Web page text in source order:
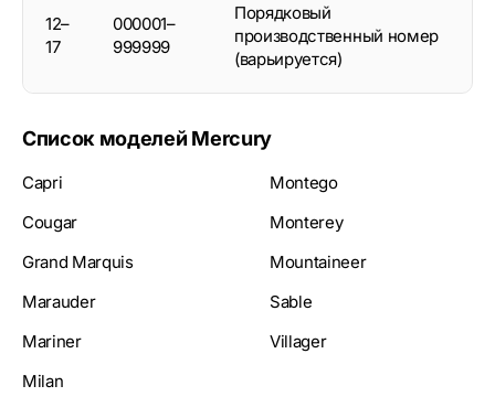
12–
17
000001–
999999
Порядковый
производственный номер
(варьируется)
Список моделей Mercury
Capri
Cougar
Grand Marquis
Marauder
Mariner
Milan
Montego
Monterey
Mountaineer
Sable
Villager